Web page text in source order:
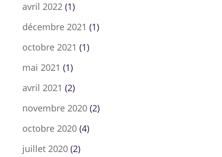
avril 2022(1)
décembre 2021 (1)
octobre 2021 (1)
mai 2021 (1)
avril 2021 (2)
novembre 2020(2)
octobre 2020(4)
juillet 2020(2)